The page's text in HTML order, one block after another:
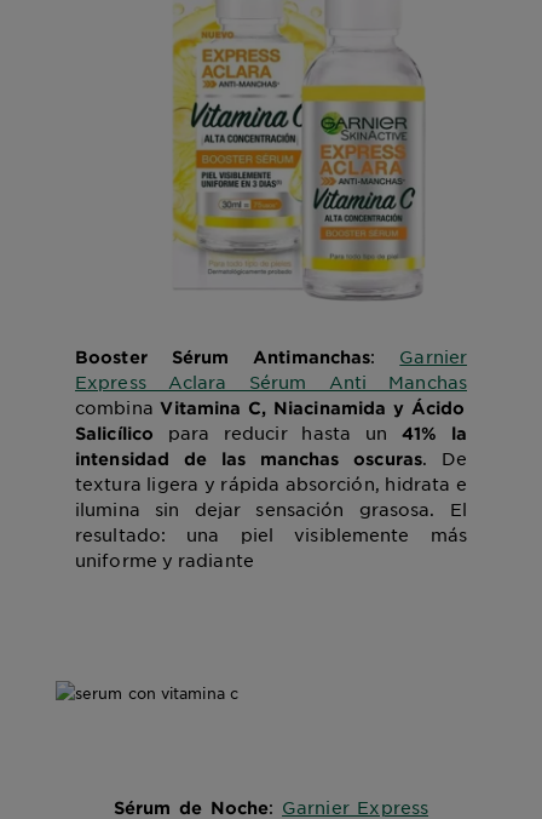
Booster Sérum Antimanchas: Garnier
Express Aclara Sérum Anti Manchas
combinaVitamina C, Niacinamida y Ácido
Salicílico para reducir hasta un 41% la
intensidad de las manchas oscuras. De
textura ligera y rápida absorción, hidrata e
ilumina sin dejar sensación grasosa. El
resultado: una piel visiblemente más
uniforme y radiante
Sérum de Noche: Garnier Express